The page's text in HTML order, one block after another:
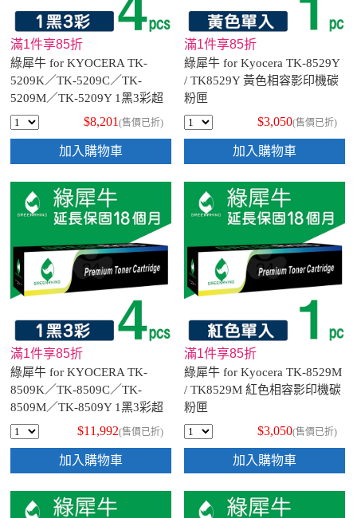
滿1件享85折
綠犀牛 for KYOCERA TK-
5209K／TK-5209C／TK-
5209M／TK-5209Y 1黑3彩超
值組 相容影印機碳粉匣
$8,201(售價已折)
加入購物車
滿1件享85折
綠犀牛 for Kyocera TK-8529Y
/ TK8529Y 黃色相容影印機碳
粉匣
$3,050(售價已折)
加入購物車
滿1件享85折
綠犀牛 for KYOCERA TK-
8509K／TK-8509C／TK-
8509M／TK-8509Y 1黑3彩超
值組 相容影印機碳粉匣
$11,992(售價已折)
加入購物車
滿1件享85折
綠犀牛 for Kyocera TK-8529M
/ TK8529M 紅色相容影印機碳
粉匣
$3,050(售價已折)
加入購物車